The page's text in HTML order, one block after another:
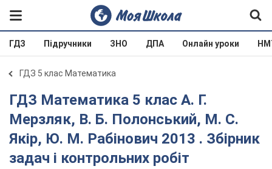
ГДЗ Підручники ЗНО ДПА Онлайн уроки
ГДЗ 5 клас Математика
ГДЗ Математика 5 клас А. Г.
Мерзляк, В. Б. Полонський, М. С.
Якір, Ю. М. Рабінович 2013 . Збірник
задач і контрольних робіт